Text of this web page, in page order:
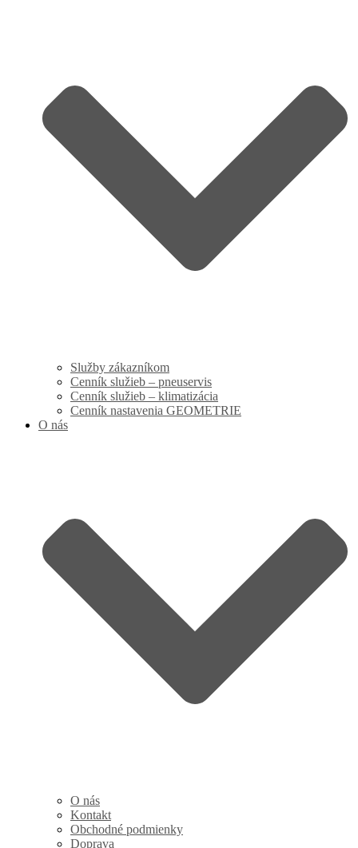
Služby zákazníkom
Cenník služieb – pneuservis
Cenník služieb – klimatizácia
Cenník nastavenia GEOMETRIE
O nás
O nás
Kontakt
Obchodné podmienky
Doprava